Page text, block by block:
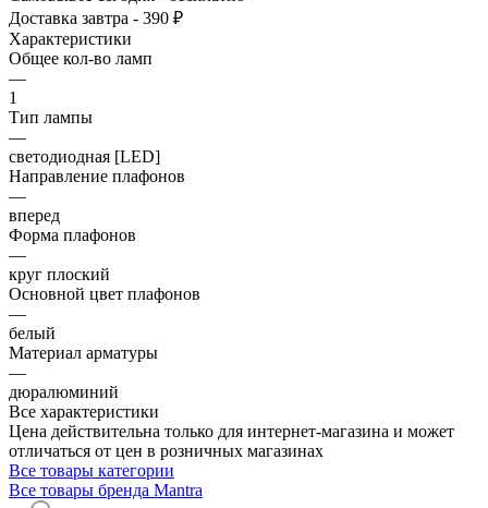
Доставка завтра - 390 ₽
Характеристики
Общее кол-во ламп
—
1
Тип лампы
—
светодиодная [LED]
Направление плафонов
—
вперед
Форма плафонов
—
круг плоский
Основной цвет плафонов
—
белый
Материал арматуры
—
дюралюминий
Все характеристики
Цена действительна только для интернет-магазина и может
отличаться от цен в розничных магазинах
Все товары категории
Все товары бренда Mantra